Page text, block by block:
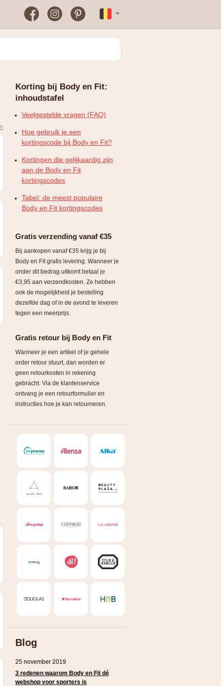
Theater Hotel
– Veelgestelde vragen
FacebookInstagramPinterest
Korting bij Body en Fit:
inhoudstafel
Veelgestelde vragen (FAQ)
Hoe gebruik je een
kortingscode bij Body en Fit?
Kortingen die gelijkaardig zijn
aan de Body en Fit
kortingscodes
Tabel: de meest populaire
Body en Fit kortingscodes
Gratis verzending vanaf €35
Bij aankopen vanaf €35 krijg je bij
Body en Fit gratis levering. Wanneer je
onder dit bedrag uitkomt betaal je
€3,95 aan verzendkosten. Ze hebben
ook de mogelijkheid je bestelling
dezelfde dag of in de avond te leveren
tegen een meerprijs.
Gratis retour bij Body en Fit
Wanneer je een artikel of je gehele
order retour stuurt, dan worden er
geen retourkosten in rekening
gebracht. Via de klantenservice
ontvang je een retourformulier en
instructies hoe je kan retourneren.
Blog
25 november 2019
3 redenen waarom Body en Fit dé
webshop voor sporters is